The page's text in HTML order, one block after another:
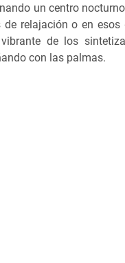
un centro
relajación o en
de los
con las palmas.